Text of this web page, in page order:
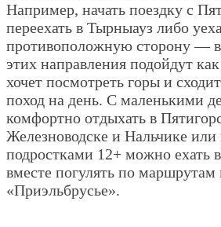
Например, начать поездку с
переехать в Тырныауз либо
противоположную сторону —
этих направления подойдут
хочет посмотреть горы и
поход на день. С маленькими
комфортно отдыхать в
Железноводске и Нальчике
подростками 12+ можно ехать
вместе погулять по маршрутам
«Приэльбрусье».